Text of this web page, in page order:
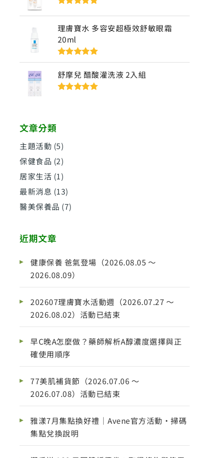
5
理膚寶水 多容安超極效舒敏眼霜
20ml
評分5滿分
5
舒摩兒 醋酸灌洗液 2入組
文章分類
主題活動 (5)
保健食品 (2)
居家生活 (1)
最新消息 (13)
醫美保養品 (7)
近期文章
健康保養 爸氣登場（2026.08.05 ～
2026.08.09）
202607理膚寶水活動週（2026.07.27 ～
2026.08.02）活動已結束
早C晚A怎麼做？藥師解析A醇濃度選擇與正
確使用順序
77美肌補貨節（2026.07.06 ～
2026.07.08）活動已結束
雅漾7月集點換好禮｜Avene官方活動・掃碼
集點兌換說明